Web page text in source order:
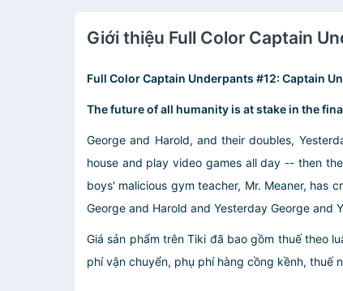
Giới thiệu Full Color Captain
Full Color Captain Underpants #12: Captain
The future of all humanity is at stake in the
George and Harold, and their doubles,
house and play video games all day -- then
boys' malicious gym teacher, Mr. Meaner, has
George and Harold and Yesterday George and
Giá sản phẩm trên Tiki đã bao gồm thuế theo
phí vận chuyển, phụ phí hàng cồng kềnh, thuế